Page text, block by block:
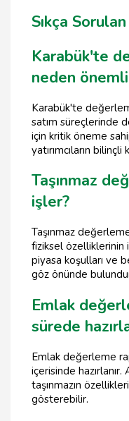
Sıkça
Karabük'te
neden
Karabük'te
satım süreçlerinde
için kritik öneme
yatırımcıların
Taşınmaz
işler?
Taşınmaz
fiziksel özelliklerinin
piyasa koşulları ve
göz önünde
Emlak
sürede
Emlak değerleme
içerisinde
taşınmazın
gösterebilir.